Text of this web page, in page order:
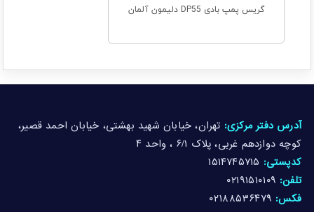
گریس پمپ بادی DP55 دلیمون آلمان
آدرس دفتر مرکزی: تهران، خیابان شهید بهشتی، خیابان احمد قصیر،
کوچه دوازدهم غربی، پلاک ۶/۱ ، واحد ۴
کدپستی: ۱۵۱۴۷۴۵۷۱۵
تلفن: ۰۲۱۹۱۵۱۰۱۰۹
فکس: ۰۲۱۸۸۵۳۶۴۷۹